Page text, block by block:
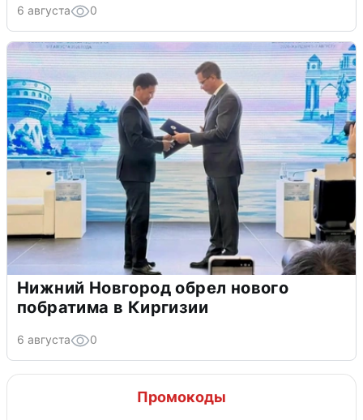
6 августа 0
Нижний Новгород обрел нового
побратима в Киргизии
6 августа 0
Промокоды